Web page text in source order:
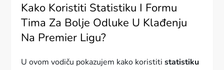
Kako Koristiti Statistiku I Formu
Tima Za Bolje Odluke U Klađenju
Na Premier Ligu?
U ovom vodiču pokazujem kako koristitistatistiku